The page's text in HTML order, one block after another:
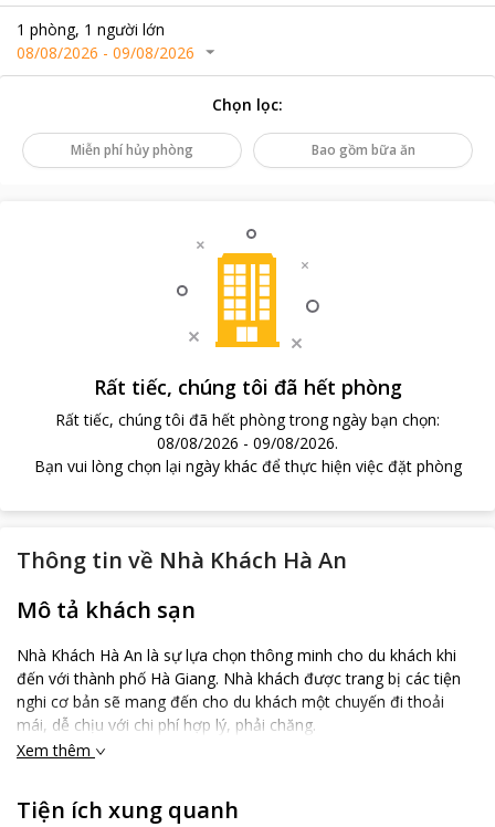
1 phòng, 1 người lớn
08/08/2026 - 09/08/2026
Chọn lọc:
Miễn phí hủy phòng Bao gồm bữa ăn
Rất tiếc, chúng tôi đã hết phòng
Rất tiếc, chúng tôi đã hết phòng trong ngày bạn chọn:
08/08/2026 - 09/08/2026.
Bạn vui lòng chọn lại ngày khác để thực hiện việc đặt phòng
Thông tin về Nhà Khách Hà An
Mô tả khách sạn
Nhà Khách Hà An là sự lựa chọn thông minh cho du khách khi
đến với thành phố Hà Giang. Nhà khách được trang bị các tiện
nghi cơ bản sẽ mang đến cho du khách một chuyến đi thoải
mái, dễ chịu với chi phí hợp lý, phải chăng.
Xem thêm
Tiện ích xung quanh